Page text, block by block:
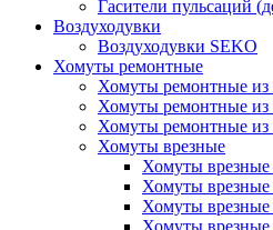
Гасители пульсаций
Воздуходувки
Воздуходувки SEKO
Хомуты ремонтные
Хомуты ремонтные из
Хомуты ремонтные из
Хомуты ремонтные из
Хомуты врезные
Хомуты врезные
Хомуты врезные
Хомуты
Хомуты